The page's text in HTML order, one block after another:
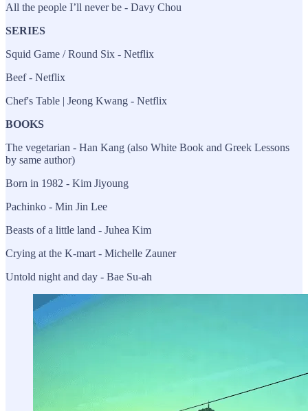
All the people I’ll never be - Davy Chou
SERIES
Squid Game / Round Six - Netflix
Beef - Netflix
Chef's Table | Jeong Kwang - Netflix
BOOKS
The vegetarian - Han Kang (also White Book and Greek Lessons
by same author)
Born in 1982 - Kim Jiyoung
Pachinko - Min Jin Lee
Beasts of a little land - Juhea Kim
Crying at the K-mart - Michelle Zauner
Untold night and day - Bae Su-ah